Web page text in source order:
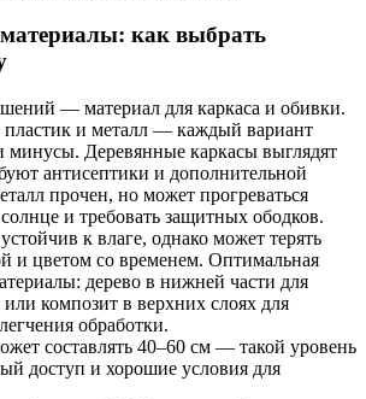
как выбрать
— материал для каркаса и обивки.
пластик и металл — каждый вариант
Деревянные каркасы выглядят
антисептики и дополнительной
прочен, но может прогреваться
и требовать защитных ободков.
к влаге, однако может терять
и цветом со временем. Оптимальная
дерево в нижней части для
композит в верхних слоях для
обработки.
составлять 40–60 см — такой уровень
доступ и хорошие условия для